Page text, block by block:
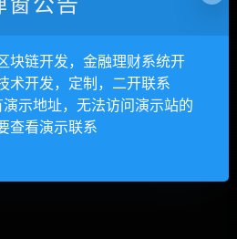
窗公告
块链开发，金融理财系统开
术开发，定制，二开联系
示地址，无法访问演示站的
查看演示联系